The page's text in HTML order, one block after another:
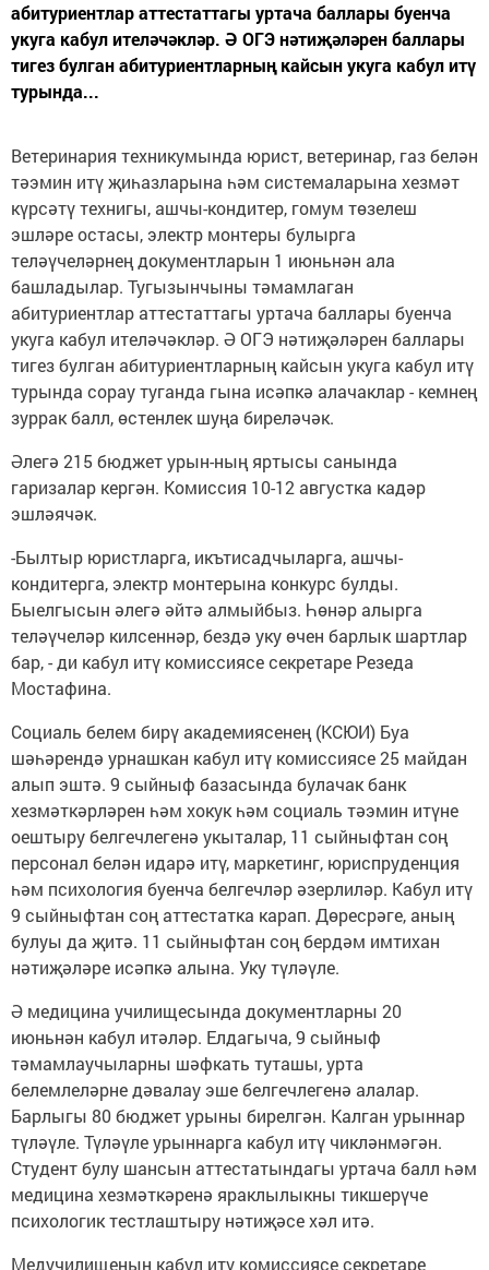
абитуриентлар аттестаттагы уртача баллары буенча
укуга кабул ителәчәкләр. Ә ОГЭ нәтиҗәләрен баллары
тигез булган абитуриентларның кайсын укуга кабул итү
турында...
Ветеринария техникумында юрист, ветеринар, газ белән
тәэмин итү җиһазларына һәм системаларына хезмәт
күрсәтү технигы, ашчы-кондитер, гомум төзелеш
эшләре остасы, электр монтеры булырга
теләүчеләрнең документларын 1 июньнән ала
башладылар. Тугызынчыны тәмамлаган
абитуриентлар аттестаттагы уртача баллары буенча
укуга кабул ителәчәкләр. Ә ОГЭ нәтиҗәләрен баллары
тигез булган абитуриентларның кайсын укуга кабул итү
турында сорау туганда гына исәпкә алачаклар - кемнең
зуррак балл, өстенлек шуңа биреләчәк.
Әлегә 215 бюджет урын-ның яртысы санында
гаризалар кергән. Комиссия 10-12 августка кадәр
эшләячәк.
-Былтыр юристларга, икътисадчыларга, ашчы-
кондитерга, электр монтерына конкурс булды.
Быелгысын әлегә әйтә алмыйбыз. Һөнәр алырга
теләүчеләр килсеннәр, бездә уку өчен барлык шартлар
бар, - ди кабул итү комиссиясе секретаре Резеда
Мостафина.
Социаль белем бирү академиясенең (КСЮИ) Буа
шәһәрендә урнашкан кабул итү комиссиясе 25 майдан
алып эштә. 9 сыйныф базасында булачак банк
хезмәткәрләрен һәм хокук һәм социаль тәэмин итүне
оештыру белгечлегенә укыталар, 11 сыйныфтан соң
персонал белән идарә итү, маркетинг, юриспруденция
һәм психология буенча белгечләр әзерлиләр. Кабул итү
9 сыйныфтан соң аттестатка карап. Дөресрәге, аның
булуы да җитә. 11 сыйныфтан соң бердәм имтихан
нәтиҗәләре исәпкә алына. Уку түләүле.
Ә медицина училищесында документларны 20
июньнән кабул итәләр. Елдагыча, 9 сыйныф
тәмамлаучыларны шәфкать туташы, урта
белемлеләрне дәвалау эше белгечлегенә алалар.
Барлыгы 80 бюджет урыны бирелгән. Калган урыннар
түләүле. Түләүле урыннарга кабул итү чикләнмәгән.
Студент булу шансын аттестатындагы уртача балл һәм
медицина хезмәткәренә яраклылыкны тикшерүче
психологик тестлаштыру нәтиҗәсе хәл итә.
Медучилищеның кабул итү комиссиясе секретаре